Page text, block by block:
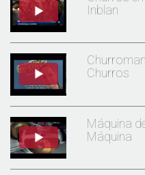
Inblan
Churros
Máquina
Máquina